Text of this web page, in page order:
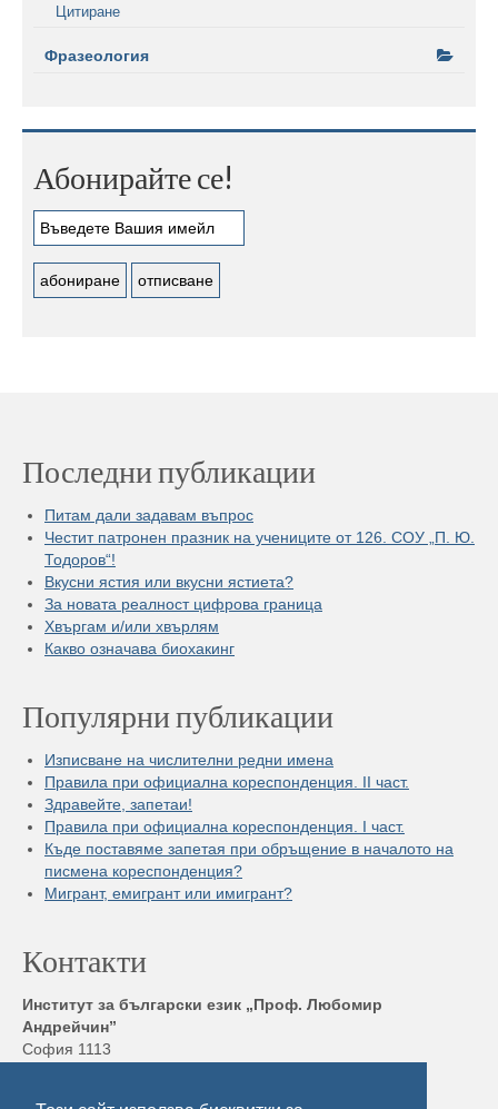
Цитиране
Фразеология
Абонирайте се!
Последни публикации
Питам дали задавам въпрос
Честит патронен празник на учениците от 126. СОУ „П. Ю.
Тодоров“!
Вкусни ястия или вкусни ястиета?
За новата реалност цифрова граница
Хвъргам и/или хвърлям
Какво означава биохакинг
Популярни публикации
Изписване на числителни редни имена
Правила при официална кореспонденция. II част.
Здравейте, запетаи!
Правила при официална кореспонденция. I част.
Къде поставяме запетая при обръщение в началото на
писмена кореспонденция?
Мигрант, емигрант или имигрант?
Контакти
Институт за български език „Проф. Любомир
Андрейчин”
София 1113